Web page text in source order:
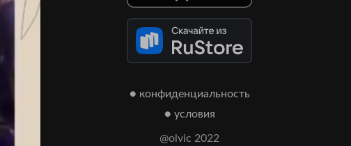
● конфиденциальность
● условия
@olvic 2022